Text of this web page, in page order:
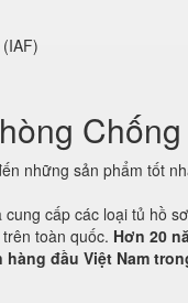
những sản phẩm tốt
cấp các loại tủ hồ
toàn quốc. Hơn 20
đầu Việt Nam